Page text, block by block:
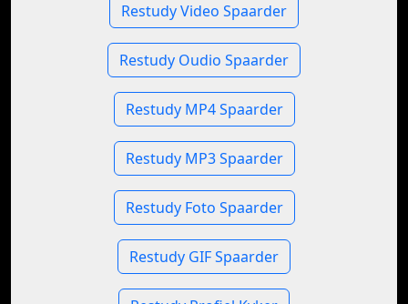
Restudy Video Spaarder
Restudy Oudio Spaarder
Restudy MP4 Spaarder
Restudy MP3 Spaarder
Restudy Foto Spaarder
Restudy GIF Spaarder